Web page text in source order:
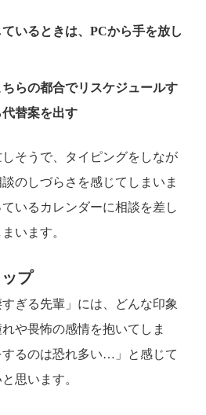
いるときは、PCから手を放し
らの都合でリスケジュールす
替案を出す
そうで、タイピングをしなが
のしづらさを感じてしまいま
いるカレンダーに相談を差し
います。
プ
ぎる先輩」には、どんな印象
や畏怖の感情を抱いてしま
るのは恐れ多い…」と感じて
思います。